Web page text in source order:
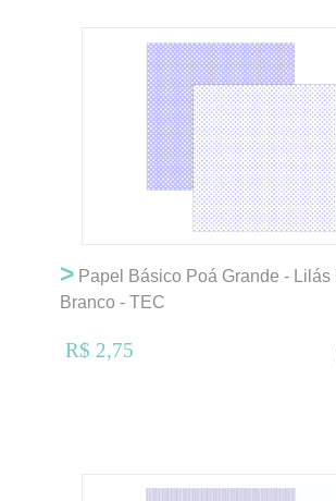
> Papel Básico Poá Grande - Lilás
Branco - TEC
R$ 2,75